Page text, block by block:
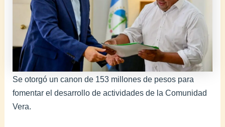
Se otorgó un canon de 153 millones de pesos para
fomentar el desarrollo de actividades de la Comunidad
Vera.